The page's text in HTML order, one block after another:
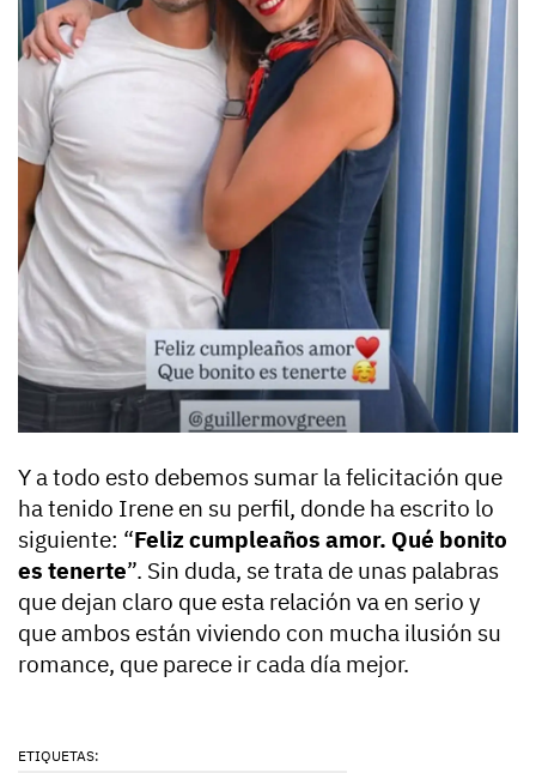
Y a todo esto debemos sumar la felicitación que
ha tenido Irene en su perfil, donde ha escrito lo
siguiente: “Feliz cumpleaños amor. Qué bonito
es tenerte”. Sin duda, se trata de unas palabras
que dejan claro que esta relación va en serio y
que ambos están viviendo con mucha ilusión su
romance, que parece ir cada día mejor.
ETIQUETAS: